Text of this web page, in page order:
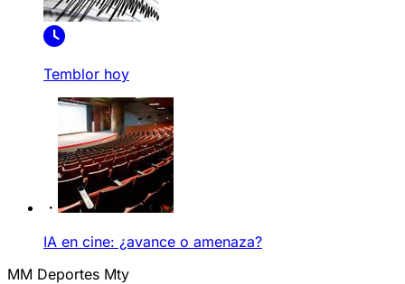
Temblor hoy
IA en cine: ¿avance o amenaza?
MM Deportes Mty